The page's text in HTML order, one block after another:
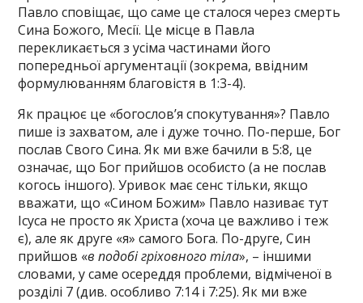
Павло сповіщає, що саме це сталося через смерть
Сина Божого, Месії. Це місце в Павла
перекликається з усіма частинами його
попередньої аргументації (зокрема, ввідним
формулюванням благовістя в 1:3-4).
Як працює це «богослов’я спокутування»? Павло
пише із захватом, але і дуже точно. По-перше, Бог
послав Свого Сина. Як ми вже бачили в 5:8, це
означає, що Бог прийшов особисто (а не послав
когось іншого). Уривок має сенс тільки, якщо
вважати, що «Сином Божим» Павло називає тут
Ісуса не просто як Христа (хоча це важливо і теж
є), але як друге «я» самого Бога. По-друге, Син
прийшов «в подобі гріховного тіла», – іншими
словами, у саме осереддя проблеми, відміченої в
розділі 7 (див. особливо 7:14 і 7:25). Як ми вже